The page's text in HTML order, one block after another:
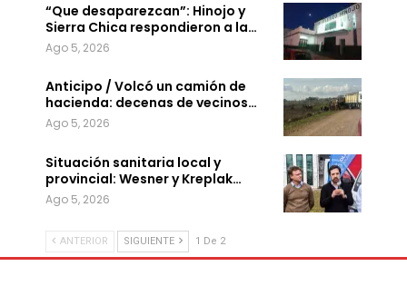
“Que desaparezcan”: Hinojo y
Sierra Chica respondieron a la…
Ago 5, 2026
Anticipo / Volcó un camión de
hacienda: decenas de vecinos…
Ago 5, 2026
Situación sanitaria local y
provincial: Wesner y Kreplak…
Ago 5, 2026
ANTERIOR SIGUIENTE 1 De 2